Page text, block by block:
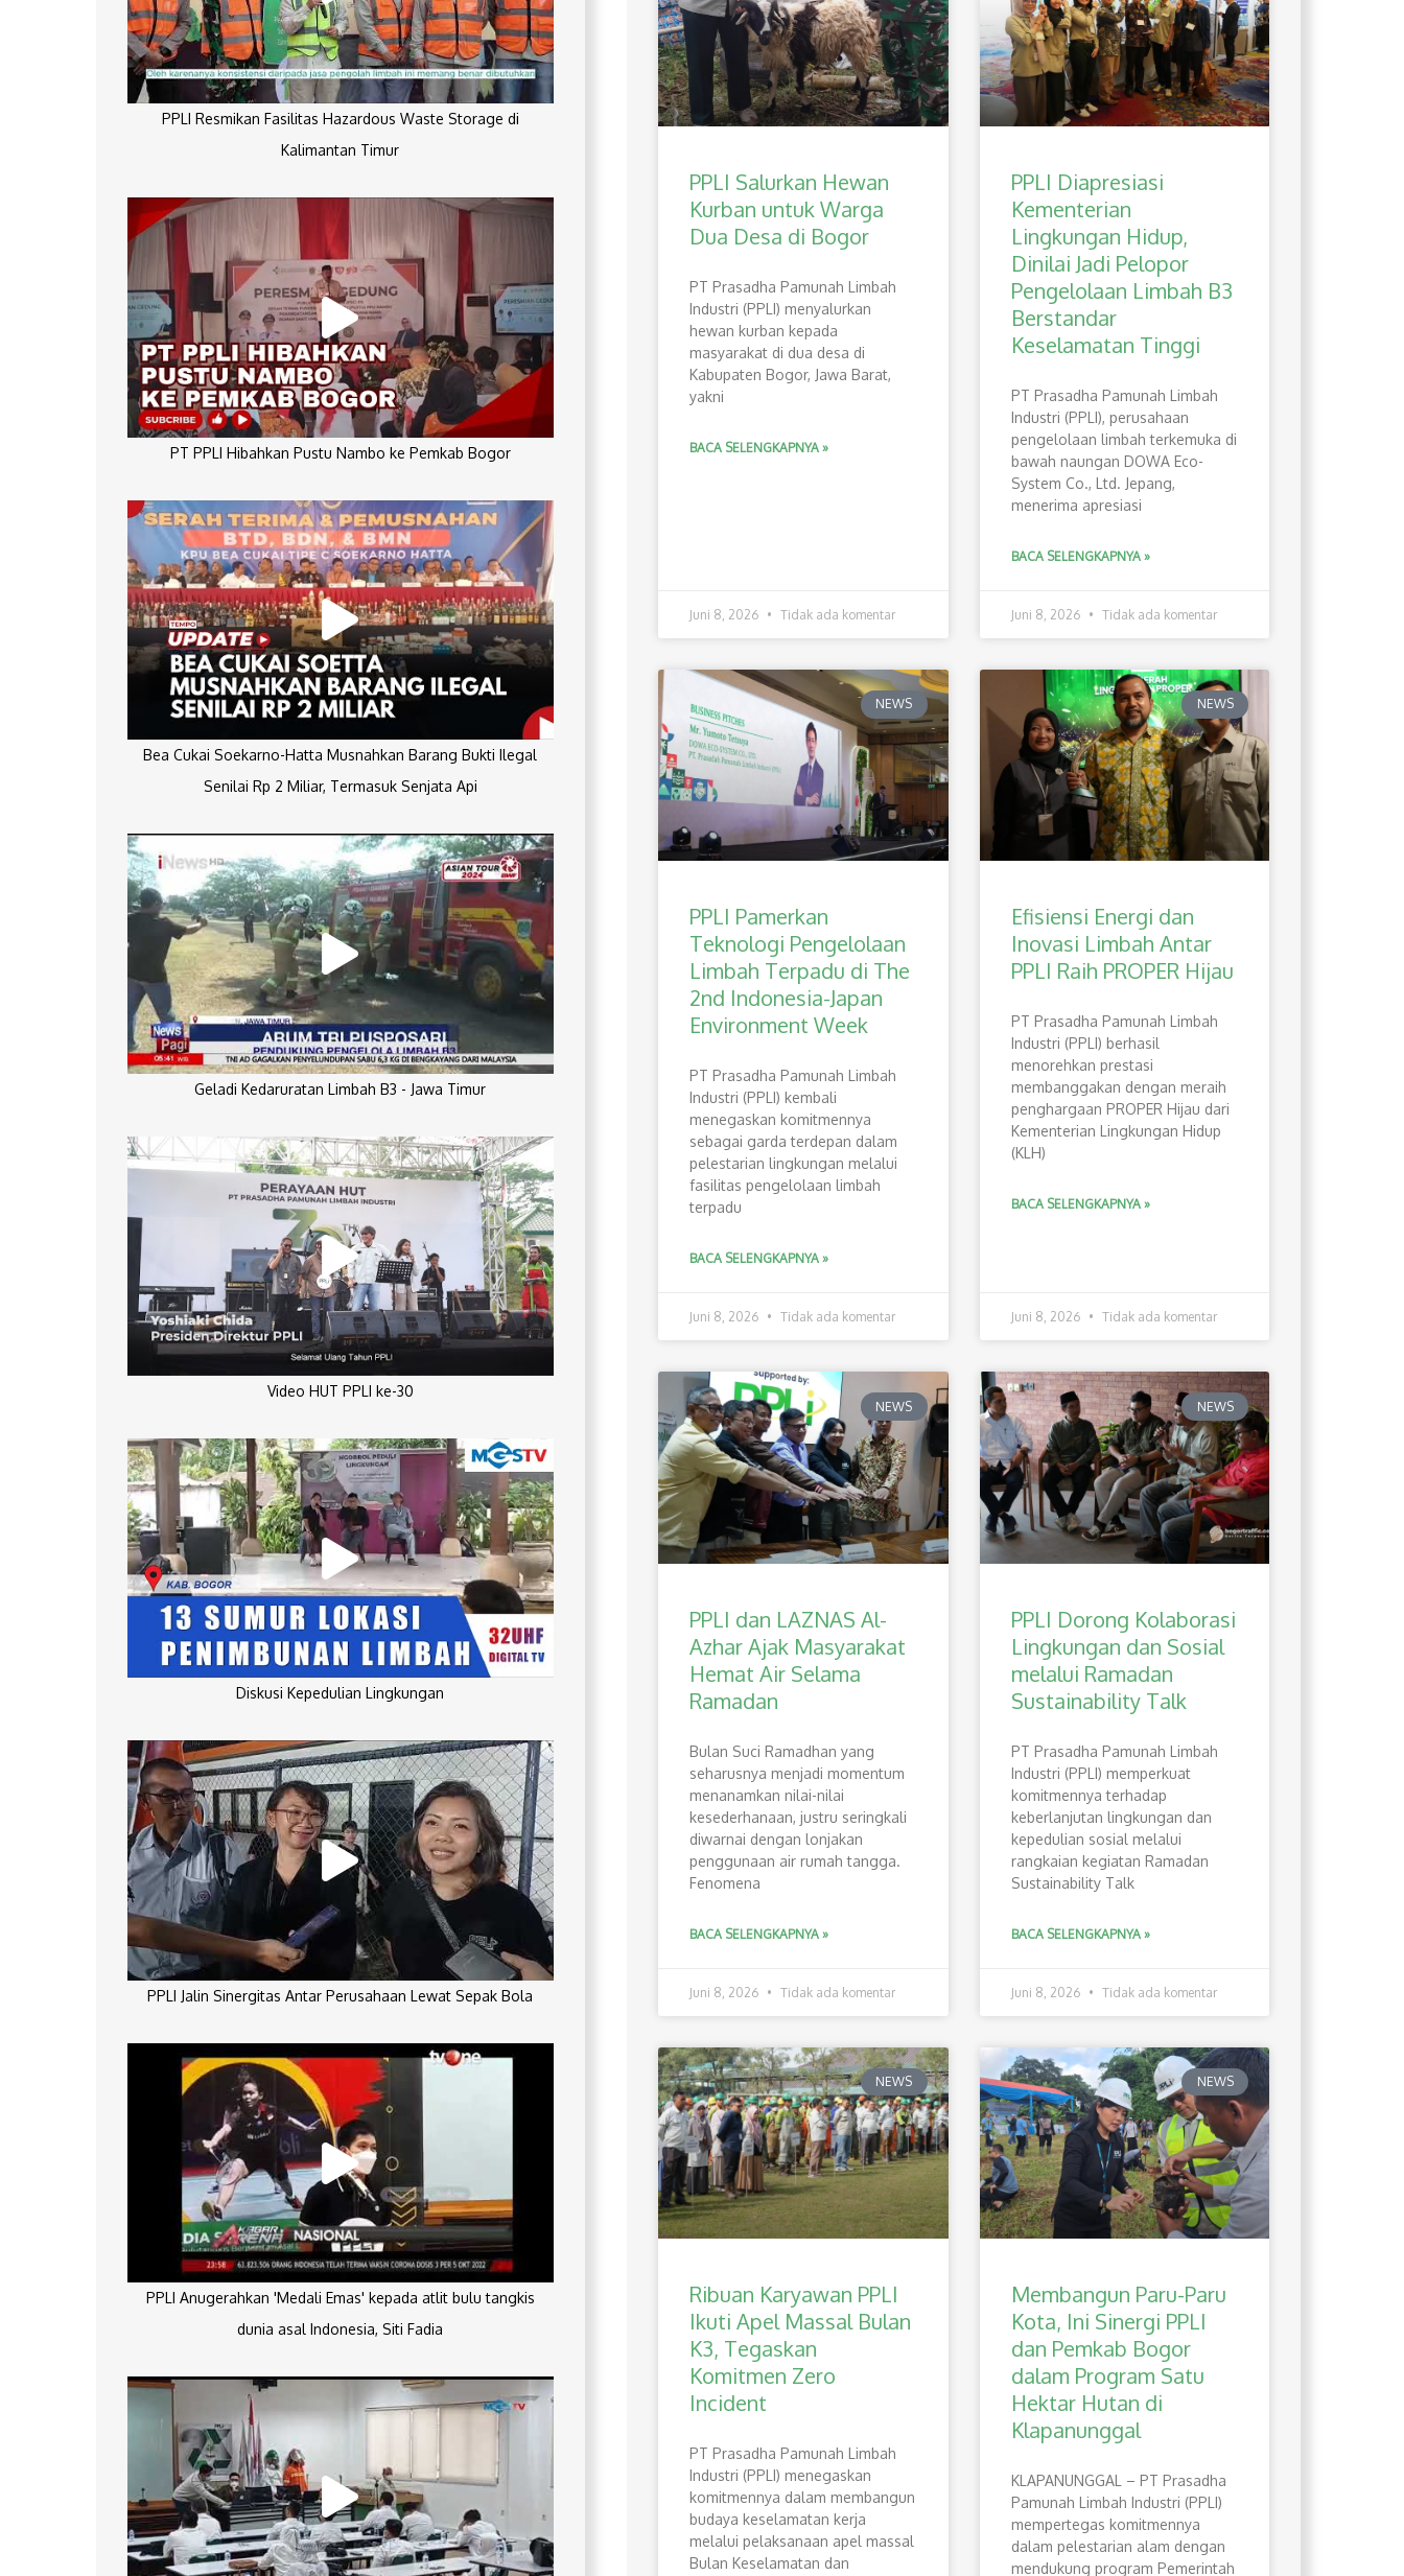
PPLI Resmikan Fasilitas Hazardous Waste Storage di
Kalimantan Timur
PT PPLI Hibahkan Pustu Nambo ke Pemkab Bogor
Bea Cukai Soekarno-Hatta Musnahkan Barang Bukti Ilegal
Senilai Rp 2 Miliar, Termasuk Senjata Api
Geladi Kedaruratan Limbah B3 - Jawa Timur
Video HUT PPLI ke-30
Diskusi Kepedulian Lingkungan
PPLI Jalin Sinergitas Antar Perusahaan Lewat Sepak Bola
PPLI Anugerahkan 'Medali Emas' kepada atlit bulu tangkis
dunia asal Indonesia, Siti Fadia
PPLI Salurkan Hewan
Kurban untuk Warga
Dua Desa di Bogor
PT Prasadha Pamunah Limbah
Industri (PPLI) menyalurkan
hewan kurban kepada
masyarakat di dua desa di
Kabupaten Bogor, Jawa Barat,
yakni
BACA SELENGKAPNYA »
Juni 8, 2026 Tidak ada komentar
PPLI Diapresiasi
Kementerian
Lingkungan Hidup,
Dinilai Jadi Pelopor
Pengelolaan Limbah B3
Berstandar
Keselamatan Tinggi
PT Prasadha Pamunah Limbah
Industri (PPLI), perusahaan
pengelolaan limbah terkemuka di
bawah naungan DOWA Eco-
System Co., Ltd. Jepang,
menerima apresiasi
BACA SELENGKAPNYA »
Juni 8, 2026 Tidak ada komentar
NEWS
PPLI Pamerkan
Teknologi Pengelolaan
Limbah Terpadu di The
2nd Indonesia-Japan
Environment Week
PT Prasadha Pamunah Limbah
Industri (PPLI) kembali
menegaskan komitmennya
sebagai garda terdepan dalam
pelestarian lingkungan melalui
fasilitas pengelolaan limbah
terpadu
BACA SELENGKAPNYA »
Juni 8, 2026 Tidak ada komentar
NEWS
Efisiensi Energi dan
Inovasi Limbah Antar
PPLI Raih PROPER Hijau
PT Prasadha Pamunah Limbah
Industri (PPLI) berhasil
menorehkan prestasi
membanggakan dengan meraih
penghargaan PROPER Hijau dari
Kementerian Lingkungan Hidup
(KLH)
BACA SELENGKAPNYA »
Juni 8, 2026 Tidak ada komentar
NEWS
PPLI dan LAZNAS Al-
Azhar Ajak Masyarakat
Hemat Air Selama
Ramadan
Bulan Suci Ramadhan yang
seharusnya menjadi momentum
menanamkan nilai-nilai
kesederhanaan, justru seringkali
diwarnai dengan lonjakan
penggunaan air rumah tangga.
Fenomena
BACA SELENGKAPNYA »
Juni 8, 2026 Tidak ada komentar
NEWS
PPLI Dorong Kolaborasi
Lingkungan dan Sosial
melalui Ramadan
Sustainability Talk
PT Prasadha Pamunah Limbah
Industri (PPLI) memperkuat
komitmennya terhadap
keberlanjutan lingkungan dan
kepedulian sosial melalui
rangkaian kegiatan Ramadan
Sustainability Talk
BACA SELENGKAPNYA »
Juni 8, 2026 Tidak ada komentar
NEWS
Ribuan Karyawan PPLI
Ikuti Apel Massal Bulan
K3, Tegaskan
Komitmen Zero
Incident
PT Prasadha Pamunah Limbah
Industri (PPLI) menegaskan
komitmennya dalam membangun
budaya keselamatan kerja
melalui pelaksanaan apel massal
Bulan Keselamatan dan
NEWS
Membangun Paru-Paru
Kota, Ini Sinergi PPLI
dan Pemkab Bogor
dalam Program Satu
Hektar Hutan di
Klapanunggal
​KLAPANUNGGAL – PT Prasadha
Pamunah Limbah Industri (PPLI)
mempertegas komitmennya
dalam pelestarian alam dengan
mendukung program Pemerintah